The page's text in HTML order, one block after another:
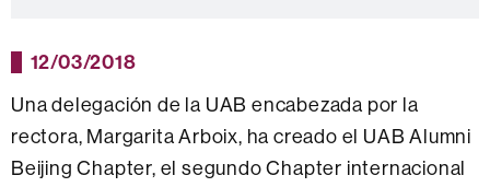
12/03/2018
Una delegación de la UAB encabezada por la
rectora, Margarita Arboix, ha creado el UAB Alumni
Beijing Chapter, el segundo Chapter internacional